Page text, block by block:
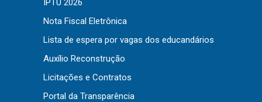
IPTU 2026
Nota Fiscal Eletrônica
Lista de espera por vagas dos educandários
Auxílio Reconstrução
Licitações e Contratos
Portal da Transparência